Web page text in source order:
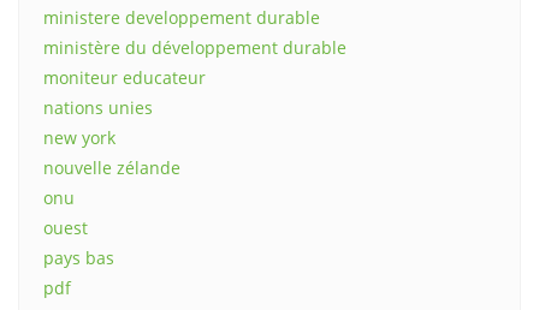
ministere developpement durable
ministère du développement durable
moniteur educateur
nations unies
new york
nouvelle zélande
onu
ouest
pays bas
pdf